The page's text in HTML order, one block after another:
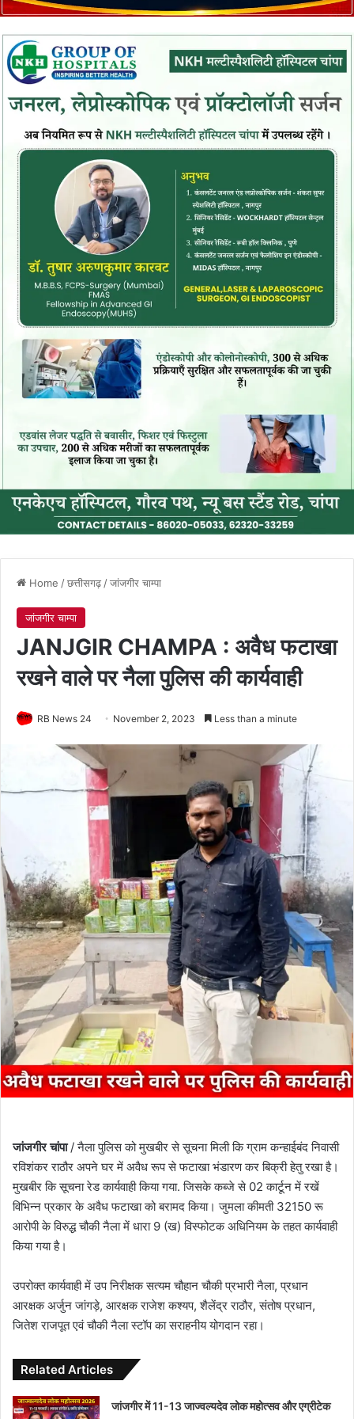
Home /छत्तीसगढ़/जांजगीर चाम्पा
जांजगीर चाम्पा
JANJGIR CHAMPA : अवैध फटाखा
रखने वाले पर नैला पुलिस की कार्यवाही
RB News 24 November 2, 2023 Less than a minute
जांजगीर चांपा/ नैला पुलिस को मुखबीर से सूचना मिली कि ग्राम कन्हाईबंद निवासी
रविशंकर राठौर अपने घर में अवैध रूप से फटाखा भंडारण कर बिक्री हेतु रखा है।
मुखबीर कि सूचना रेड कार्यवाही किया गया. जिसके कब्जे से 02 कार्टून में रखें
विभिन्न प्रकार के अवैध फटाखा को बरामद किया। जुमला कीमती 32150 रू
आरोपी के विरुद्ध चौकी नैला में धारा 9 (ख) विस्फोटक अधिनियम के तहत कार्यवाही
किया गया है।
उपरोक्त कार्यवाही में उप निरीक्षक सत्यम चौहान चौकी प्रभारी नैला, प्रधान
आरक्षक अर्जुन जांगड़े, आरक्षक राजेश कश्यप, शैलेंद्र राठौर, संतोष प्रधान,
जितेश राजपूत एवं चौकी नैला स्टॉप का सराहनीय योगदान रहा।
Related Articles
जांजगीर में 11-13 जाज्वल्यदेव लोक महोत्सव और एग्रीटेक